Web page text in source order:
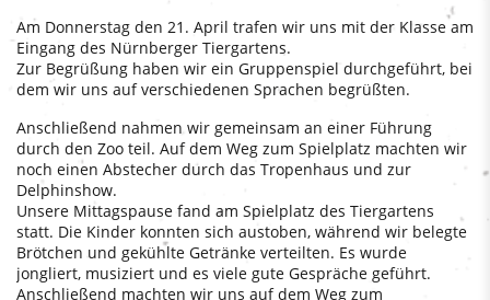
Am Donnerstag den 21. April trafen wir uns mit der Klasse am
Eingang des Nürnberger Tiergartens.
Zur Begrüßung haben wir ein Gruppenspiel durchgeführt, bei
dem wir uns auf verschiedenen Sprachen begrüßten.
Anschließend nahmen wir gemeinsam an einer Führung
durch den Zoo teil. Auf dem Weg zum Spielplatz machten wir
noch einen Abstecher durch das Tropenhaus und zur
Delphinshow.
Unsere Mittagspause fand am Spielplatz des Tiergartens
statt. Die Kinder konnten sich austoben, während wir belegte
Brötchen und gekühlte Getränke verteilten. Es wurde
jongliert, musiziert und es viele gute Gespräche geführt.
Anschließend machten wir uns auf dem Weg zum